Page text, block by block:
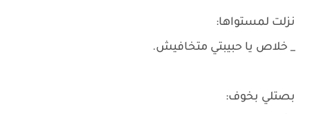
نزلت لمستواها:
_ خلاص يا حبيبتي متخافيش.
بصتلي بخوف: